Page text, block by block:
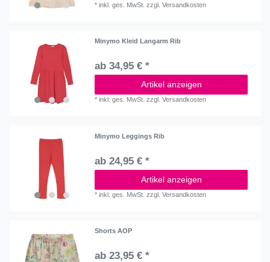
*inkl. ges. MwSt. zzgl.Versandkosten
Minymo Kleid Langarm Rib
ab 34,95 € *
Artikel anzeigen
*inkl. ges. MwSt. zzgl.Versandkosten
Minymo Leggings Rib
ab 24,95 € *
Artikel anzeigen
*inkl. ges. MwSt. zzgl.Versandkosten
Shorts AOP
ab 23,95 € *